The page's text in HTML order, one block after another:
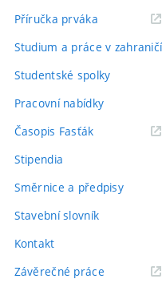
Příručka prváka(externí
Studium a práce v zahraničí
Studentské spolky
Pracovní nabídky
Časopis Fasťák(externí
Stipendia
Směrnice a předpisy
Stavební slovník
Kontakt
Závěrečné práce(externí